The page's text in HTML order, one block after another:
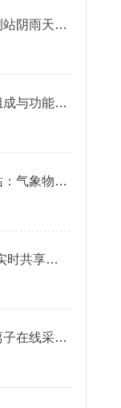
太阳能供电立杆水质监测站阴雨天如何保障持续运行？
水位站监测系统，核心组成与功能有哪些?
无线农业气象综合监测站：气象物联的虚拟与现实交响
边坡雨量监测仪-一款可实时共享数据的自动雨量监测设备
智慧环境监测云：负氧离子在线采集、分析与远程管控系统